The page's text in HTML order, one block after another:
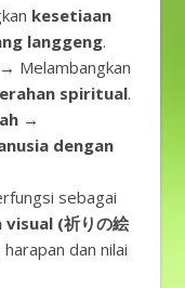
kesetiaan
langgeng.
→ Melambangkan
spiritual.
→
dengan
sebagai
visual (祈りの絵
dan nilai